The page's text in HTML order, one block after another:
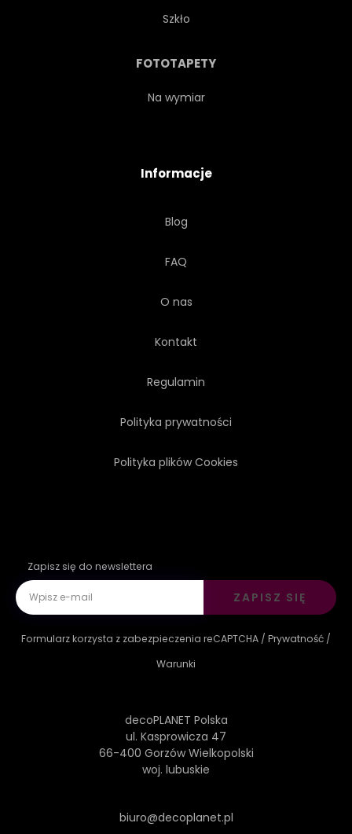
TOURISMUS
Szkło
FOTOTAPETY
Na wymiar
Informacje
Blog
FAQ
O nas
Kontakt
Regulamin
Polityka prywatności
Polityka plików Cookies
Zapisz się do newslettera
ZAPISZ SIĘ
Formularz korzysta z zabezpieczenia reCAPTCHA / Prywatność /
Warunki
decoPLANET Polska
ul. Kasprowicza 47
66-400 Gorzów Wielkopolski
woj. lubuskie
biuro@decoplanet.pl